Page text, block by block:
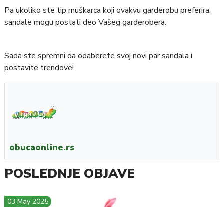
Pa ukoliko ste tip muškarca koji ovakvu garderobu preferira,
sandale mogu postati deo Vašeg garderobera.
Sada ste spremni da odaberete svoj novi par sandala i
postavite trendove!
obucaonline.rs
POSLEDNJE OBJAVE
03 May 2025